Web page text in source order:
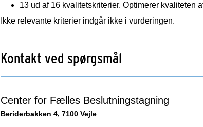
13 ud af 16 kvalitetskriterier. Optimerer kvaliteten
Ikke relevante kriterier indgår ikke i vurderingen.
Kontakt ved spørgsmål
Center for Fælles Beslutningstagning
Beriderbakken 4, 7100 Vejle